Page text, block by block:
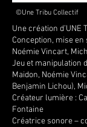
©Une Tribu Collectif
Une création d’UNE
​Conception, mise en
Noémie Vincart,
Jeu et manipulation
Maidon, Noémie
Benjamin Lichou),
Créateur lumière :
Fontaine
Créatrice sonore –